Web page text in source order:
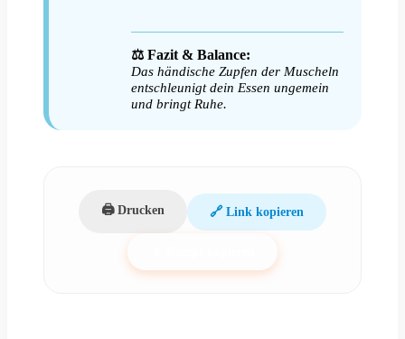
⚖️ Fazit & Balance:
Das händische Zupfen der Muscheln
entschleunigt dein Essen ungemein
und bringt Ruhe.
🖨️ Drucken 🔗 Link kopieren